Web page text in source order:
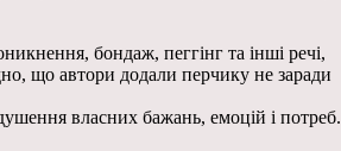
бондаж, пеггінг та інші речі,
що автори додали перчику не заради
власних бажань, емоцій і потреб.